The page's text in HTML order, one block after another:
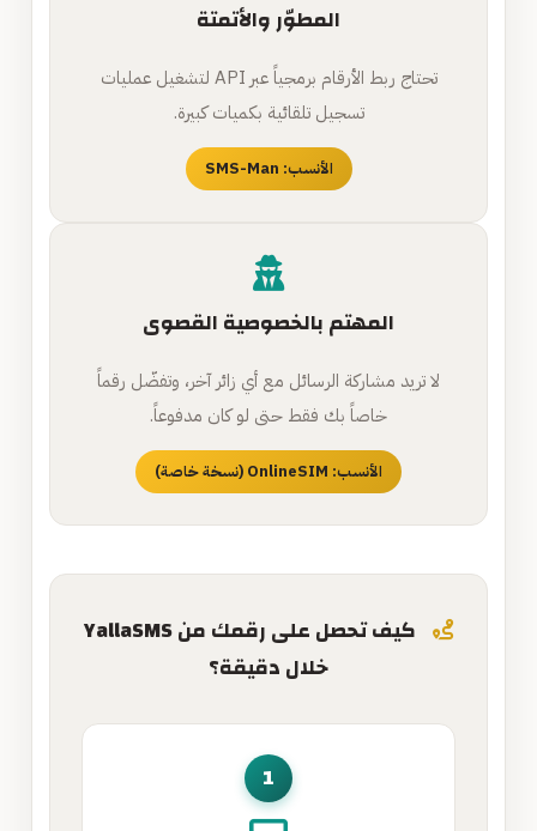
المطوّر والأتمتة
تحتاج ربط الأرقام برمجياً عبر API لتشغيل عمليات
تسجيل تلقائية بكميات كبيرة.
الأنسب: SMS-Man
المهتم بالخصوصية القصوى
لا تريد مشاركة الرسائل مع أي زائر آخر، وتفضّل رقماً
خاصاً بك فقط حتى لو كان مدفوعاً.
الأنسب: OnlineSIM (نسخة خاصة)
كيف تحصل على رقمك من YallaSMS
خلال دقيقة؟
1